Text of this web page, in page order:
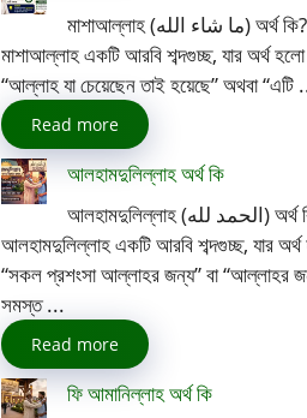
মাশাআল্লাহ (ما شاء الله) অর্থ কি?
মাশাআল্লাহ একটি আরবি শব্দগুচ্ছ, যার অর্থ হলো
“আল্লাহ যা চেয়েছেন তাই হয়েছে” অথবা “এটি
Read more
আলহামদুলিল্লাহ অর্থ কি
আলহামদুলিল্লাহ (الحمد لله) অর্থ কি?
আলহামদুলিল্লাহ একটি আরবি শব্দগুচ্ছ, যার
“সকল প্রশংসা আল্লাহর জন্য” বা “আল্লাহর
সমস্ত ...
Read more
ফি আমানিল্লাহ অর্থ কি